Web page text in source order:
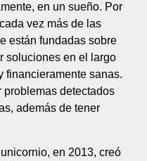
en un sueño. Por
vez más de las
están fundadas sobre
soluciones en el largo
financieramente sanas.
problemas detectados
además de tener
en 2013, creó